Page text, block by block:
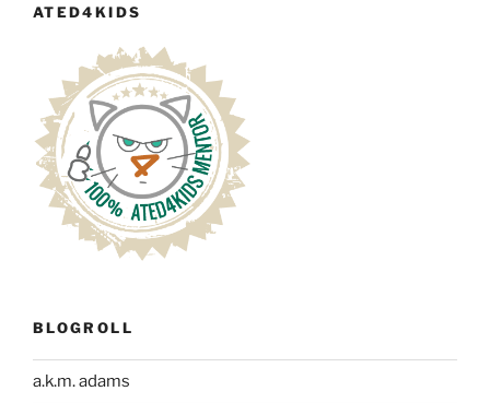
ATED4KIDS
BLOGROLL
a.k.m. adams